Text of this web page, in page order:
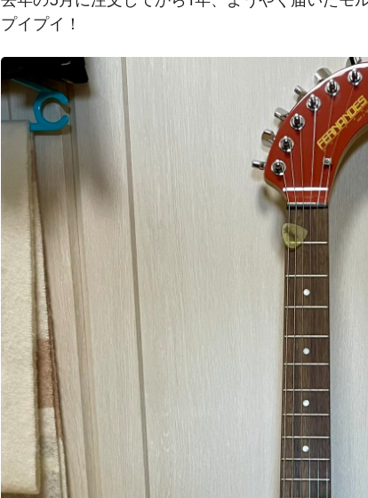
プイプイ！